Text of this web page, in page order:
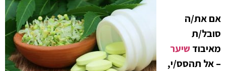
אם את/ה
סובל/ת
מאיבוד שיער
– אל תהסס/י,